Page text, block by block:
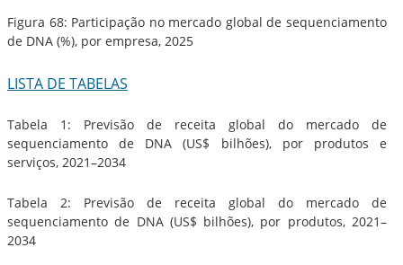
Figura 68: Participação no mercado global de sequenciamento
de DNA (%), por empresa, 2025
LISTA DE TABELAS
Tabela 1: Previsão de receita global do mercado de
sequenciamento de DNA (US$ bilhões), por produtos e
serviços, 2021–2034
Tabela 2: Previsão de receita global do mercado de
sequenciamento de DNA (US$ bilhões), por produtos, 2021–
2034